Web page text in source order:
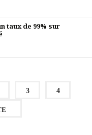
taux de 99% sur
3 4